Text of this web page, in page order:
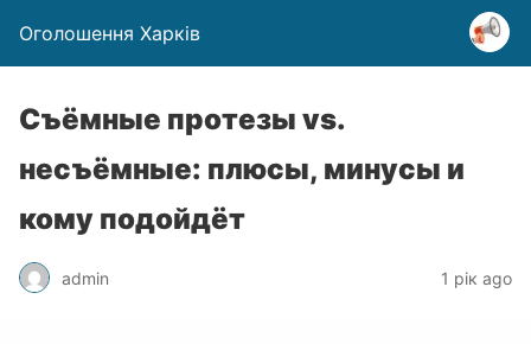
Оголошення Харків
Съёмные протезы vs.
несъёмные: плюсы, минусы и
кому подойдёт
admin 1 рік ago